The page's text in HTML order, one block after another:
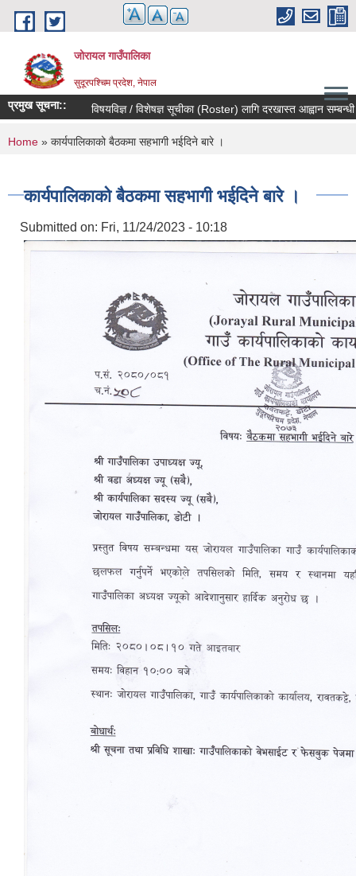
Skip to main content
जोरायल गाउँपालिका
सुदूरपश्चिम प्रदेश, नेपाल
प्रमुख सूचना:: विषयविज्ञ / विशेषज्ञ सूचीका (Roster) लागि दरखास्त आह्वान सम्बन्धी
You are here
Home » कार्यपालिकाको बैठकमा सहभागी भईदिने बारे ।
कार्यपालिकाको बैठकमा सहभागी भईदिने बारे ।
Submitted on: Fri, 11/24/2023 - 10:18